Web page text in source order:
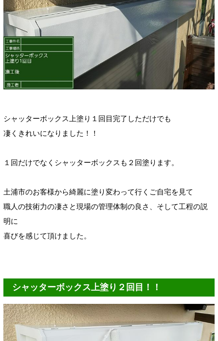
シャッターボックス上塗り１回目完了しただけでも
凄くきれいになりました！！
１回だけでなくシャッターボックスも２回塗ります。
土浦市のお客様から綺麗に塗り変わって行くご自宅を見て
職人の技術力の凄さと現場の管理体制の良さ、そして工程の説
明に
喜びを感じて頂けました。
シャッターボックス上塗り２回目！！